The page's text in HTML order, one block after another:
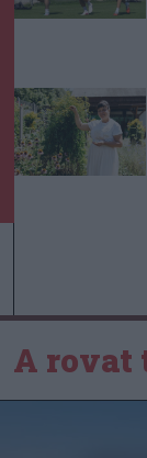
A rovat